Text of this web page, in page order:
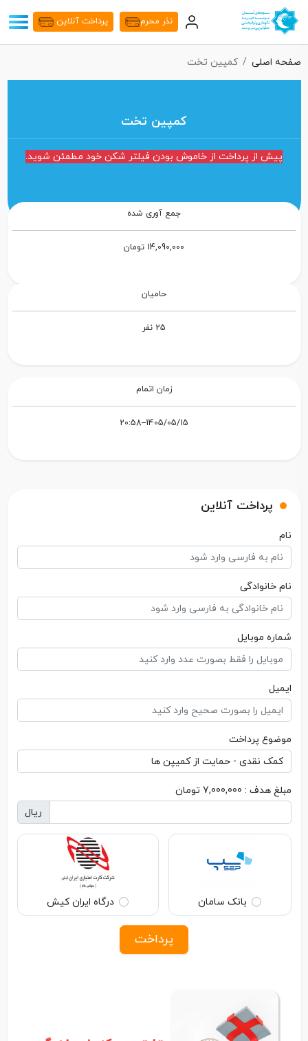
نذر محرم پرداخت آنلاین
صفحه اصلی کمپین تخت
کمپین تخت
پیش از پرداخت از خاموش بودن فیلتر شکن خود مطمئن شوید.
جمع آوری شده
14,090,000 تومان
حامیان
25 نفر
زمان اتمام
1405/05/15--20:58
پرداخت آنلاین
نام
نام خانوادگی
شماره موبایل
ایمیل
موضوع پرداخت
مبلغ هدف : 7,000,000 تومان
ریال
بانک سامان درگاه ایران کیش
پرداخت